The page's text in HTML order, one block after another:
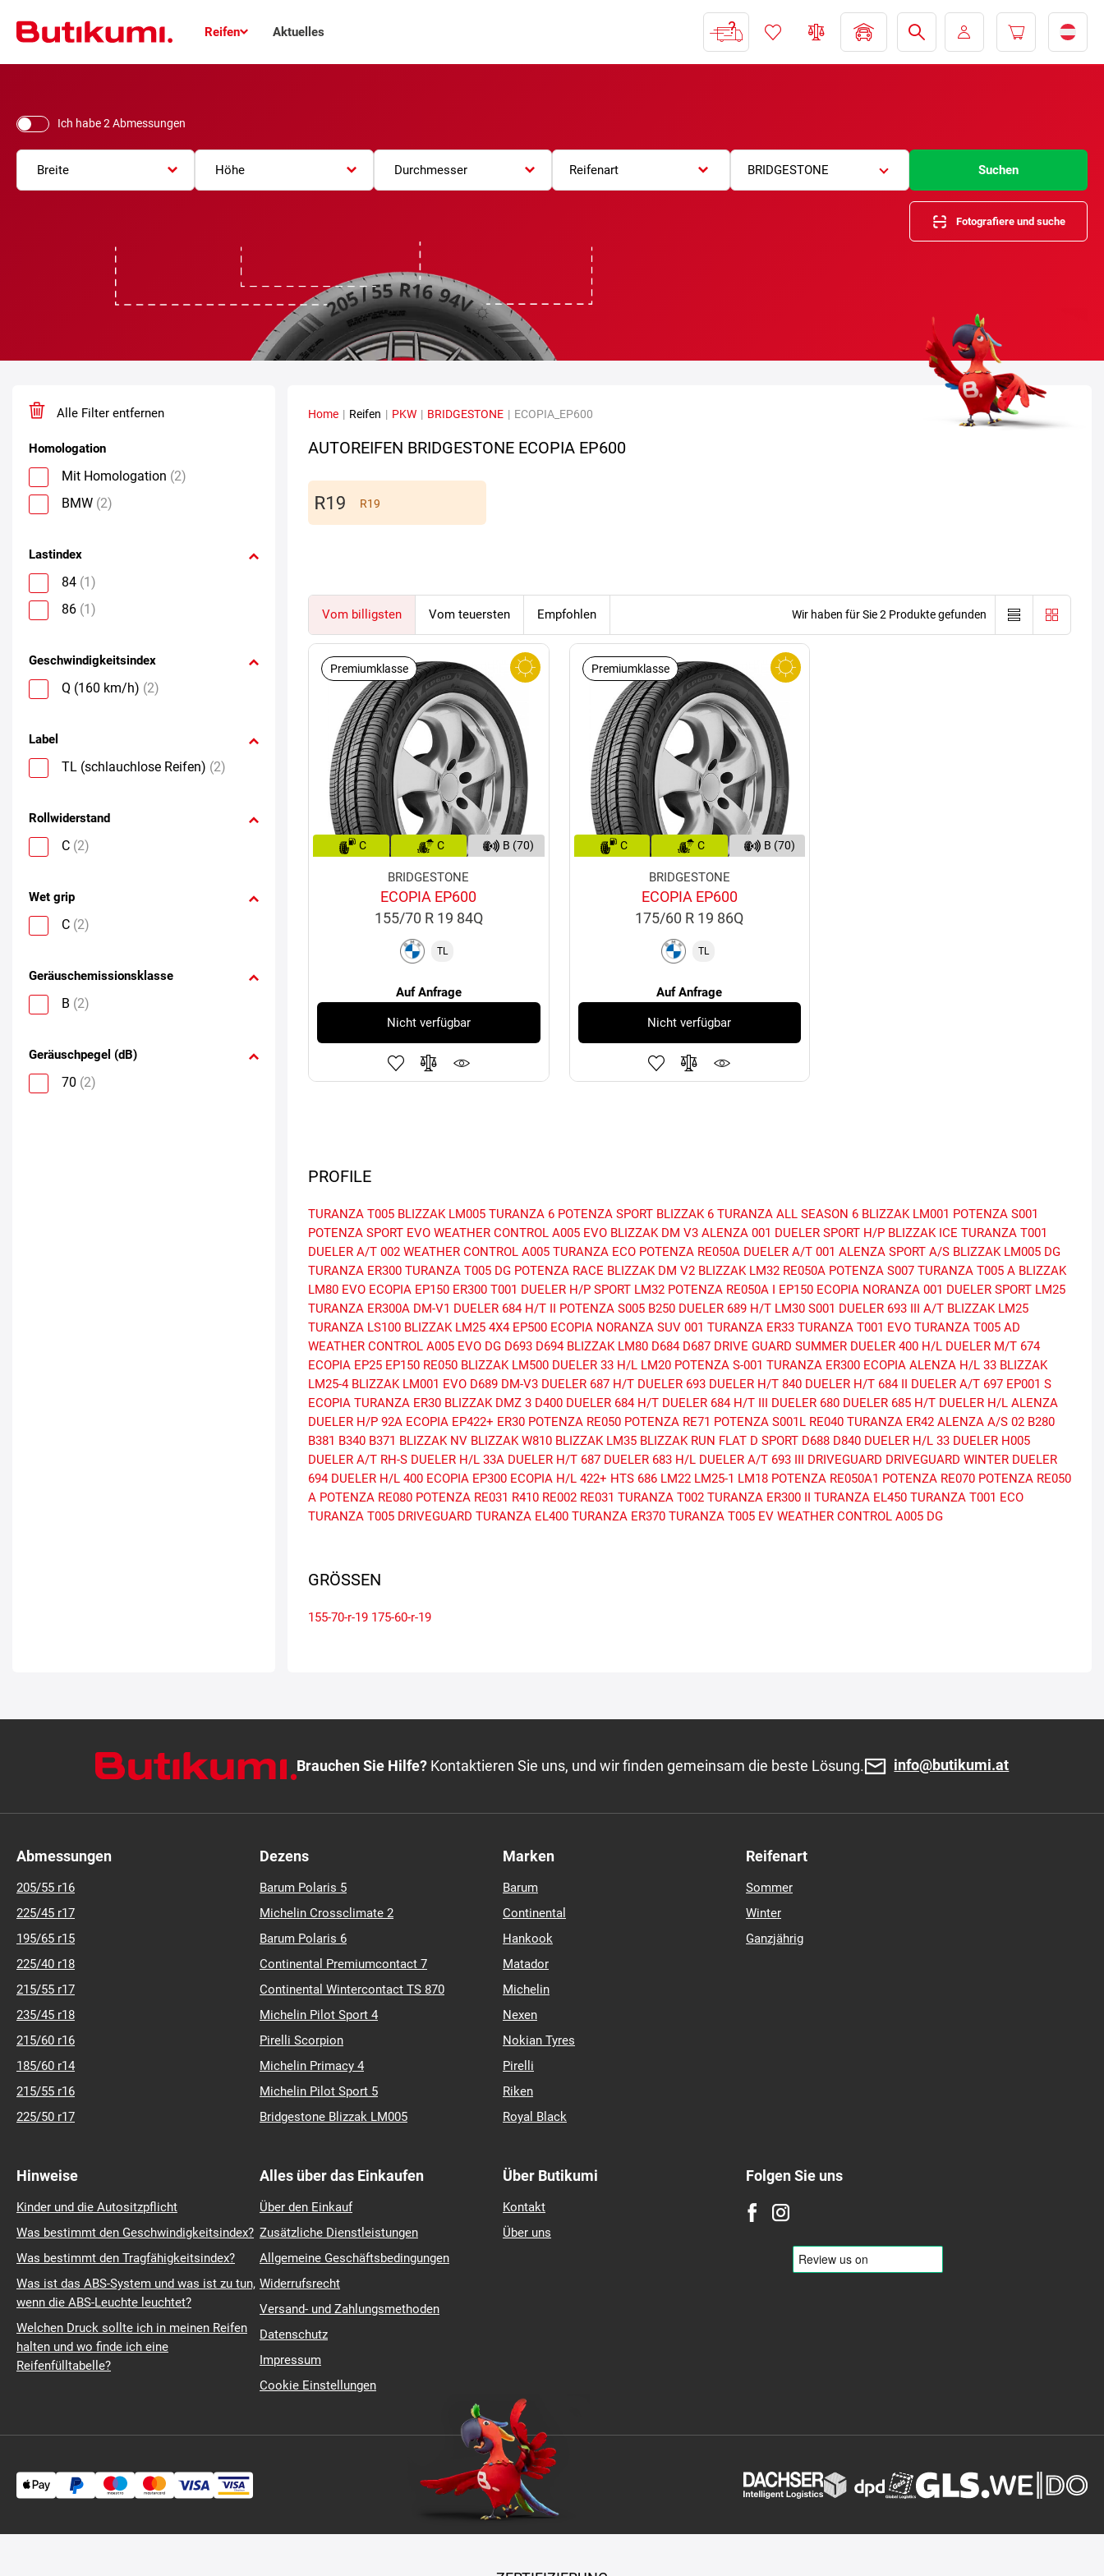
Reifen Aktuelles
Ich habe 2 Abmessungen
Breite Höhe Durchmesser Reifenart BRIDGESTONE Suchen
Fotografiere und suche
Alle Filter entfernen
Homologation
Mit Homologation (2)
BMW (2)
Lastindex
84 (1)
86 (1)
Geschwindigkeitsindex
Q (160 km/h) (2)
Label
TL (schlauchlose Reifen) (2)
Rollwiderstand
C (2)
Wet grip
C (2)
Geräuschemissionsklasse
B (2)
Geräuschpegel (dB)
70 (2)
Home | Reifen | PKW | BRIDGESTONE | ECOPIA_EP600
AUTOREIFEN BRIDGESTONE ECOPIA EP600
R19
Vom billigsten Vom teuersten Empfohlen Wir haben für Sie 2 Produkte gefunden
Premiumklasse
C C B (70)
BRIDGESTONE
ECOPIA EP600
155/70 R 19 84Q
TL
Auf Anfrage
Nicht verfügbar
Premiumklasse
C C B (70)
BRIDGESTONE
ECOPIA EP600
175/60 R 19 86Q
TL
Auf Anfrage
Nicht verfügbar
PROFILE
TURANZA T005 BLIZZAK LM005 TURANZA 6 POTENZA SPORT BLIZZAK 6 TURANZA ALL SEASON 6 BLIZZAK LM001 POTENZA S001
POTENZA SPORT EVO WEATHER CONTROL A005 EVO BLIZZAK DM V3 ALENZA 001 DUELER SPORT H/P BLIZZAK ICE TURANZA T001
DUELER A/T 002 WEATHER CONTROL A005 TURANZA ECO POTENZA RE050A DUELER A/T 001 ALENZA SPORT A/S BLIZZAK LM005 DG
TURANZA ER300 TURANZA T005 DG POTENZA RACE BLIZZAK DM V2 BLIZZAK LM32 RE050A POTENZA S007 TURANZA T005 A BLIZZAK
LM80 EVO ECOPIA EP150 ER300 T001 DUELER H/P SPORT LM32 POTENZA RE050A I EP150 ECOPIA NORANZA 001 DUELER SPORT LM25
TURANZA ER300A DM-V1 DUELER 684 H/T II POTENZA S005 B250 DUELER 689 H/T LM30 S001 DUELER 693 III A/T BLIZZAK LM25
TURANZA LS100 BLIZZAK LM25 4X4 EP500 ECOPIA NORANZA SUV 001 TURANZA ER33 TURANZA T001 EVO TURANZA T005 AD
WEATHER CONTROL A005 EVO DG D693 D694 BLIZZAK LM80 D684 D687 DRIVE GUARD SUMMER DUELER 400 H/L DUELER M/T 674
ECOPIA EP25 EP150 RE050 BLIZZAK LM500 DUELER 33 H/L LM20 POTENZA S-001 TURANZA ER300 ECOPIA ALENZA H/L 33 BLIZZAK
LM25-4 BLIZZAK LM001 EVO D689 DM-V3 DUELER 687 H/T DUELER 693 DUELER H/T 840 DUELER H/T 684 II DUELER A/T 697 EP001 S
ECOPIA TURANZA ER30 BLIZZAK DMZ 3 D400 DUELER 684 H/T DUELER 684 H/T III DUELER 680 DUELER 685 H/T DUELER H/L ALENZA
DUELER H/P 92A ECOPIA EP422+ ER30 POTENZA RE050 POTENZA RE71 POTENZA S001L RE040 TURANZA ER42 ALENZA A/S 02 B280
B381 B340 B371 BLIZZAK NV BLIZZAK W810 BLIZZAK LM35 BLIZZAK RUN FLAT D SPORT D688 D840 DUELER H/L 33 DUELER H005
DUELER A/T RH-S DUELER H/L 33A DUELER H/T 687 DUELER 683 H/L DUELER A/T 693 III DRIVEGUARD DRIVEGUARD WINTER DUELER
694 DUELER H/L 400 ECOPIA EP300 ECOPIA H/L 422+ HTS 686 LM22 LM25-1 LM18 POTENZA RE050A1 POTENZA RE070 POTENZA RE050
A POTENZA RE080 POTENZA RE031 R410 RE002 RE031 TURANZA T002 TURANZA ER300 II TURANZA EL450 TURANZA T001 ECO
TURANZA T005 DRIVEGUARD TURANZA EL400 TURANZA ER370 TURANZA T005 EV WEATHER CONTROL A005 DG
GRÖSSEN
155-70-r-19 175-60-r-19
Brauchen Sie Hilfe? Kontaktieren Sie uns, und wir finden gemeinsam die beste Lösung. info@butikumi.at
Abmessungen
205/55 r16
225/45 r17
195/65 r15
225/40 r18
215/55 r17
235/45 r18
215/60 r16
185/60 r14
215/55 r16
225/50 r17
Dezens
Barum Polaris 5
Michelin Crossclimate 2
Barum Polaris 6
Continental Premiumcontact 7
Continental Wintercontact TS 870
Michelin Pilot Sport 4
Pirelli Scorpion
Michelin Primacy 4
Michelin Pilot Sport 5
Bridgestone Blizzak LM005
Marken
Barum
Continental
Hankook
Matador
Michelin
Nexen
Nokian Tyres
Pirelli
Riken
Royal Black
Reifenart
Sommer
Winter
Ganzjährig
Hinweise
Kinder und die Autositzpflicht
Was bestimmt den Geschwindigkeitsindex?
Was bestimmt den Tragfähigkeitsindex?
Was ist das ABS-System und was ist zu tun,
wenn die ABS-Leuchte leuchtet?
Welchen Druck sollte ich in meinen Reifen
halten und wo finde ich eine
Reifenfülltabelle?
Alles über das Einkaufen
Über den Einkauf
Zusätzliche Dienstleistungen
Allgemeine Geschäftsbedingungen
Widerrufsrecht
Versand- und Zahlungsmethoden
Datenschutz
Impressum
Cookie Einstellungen
Über Butikumi
Kontakt
Über uns
Folgen Sie uns